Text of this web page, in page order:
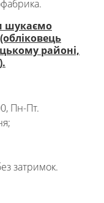
шукаємо
районі,
Пн-Пт.
затримок.